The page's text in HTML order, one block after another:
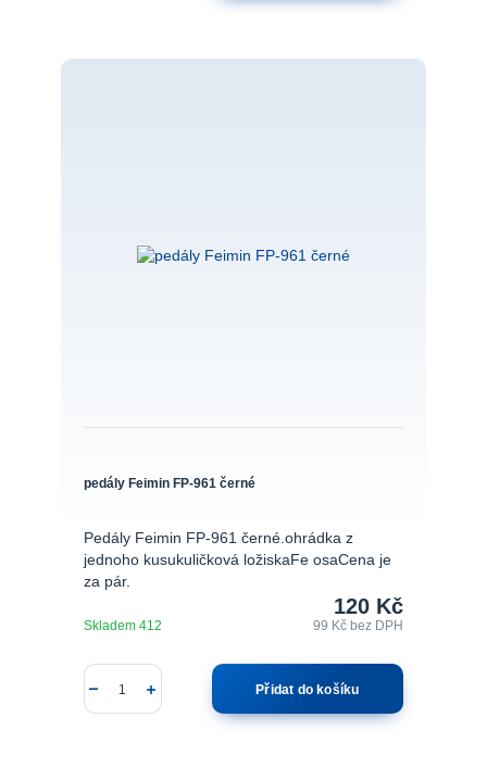
pedály Feimin FP-961 černé
Pedály Feimin FP-961 černé.ohrádka z
jednoho kusukuličková ložiskaFe osaCena je
za pár.
120 Kč
99 Kč bez DPH
Skladem 412
Přidat do košíku